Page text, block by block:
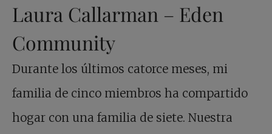
Laura Callarman – Eden
Community
Durante los últimos catorce meses, mi
familia de cinco miembros ha compartido
hogar con una familia de siete. Nuestra